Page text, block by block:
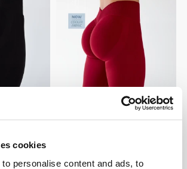
cookies
personalise content and ads, to
V